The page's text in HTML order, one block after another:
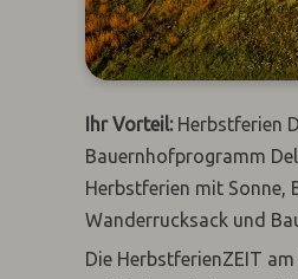
Ihr Vorteil: Herbstferien
Bauernhofprogramm
Herbstferien mit Sonne,
Wanderrucksack und
Die HerbstferienZEIT